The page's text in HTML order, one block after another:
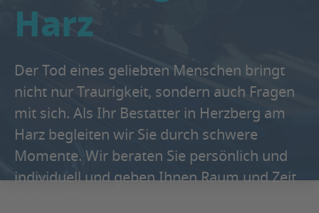
Harz
Der Tod eines geliebten Menschen bringt
nicht nur Traurigkeit, sondern auch Fragen
mit sich. Als Ihr Bestatter in Herzberg am
Harz begleiten wir Sie durch schwere
Momente. Wir beraten Sie persönlich und
individuell und geben Ihnen Raum und Zeit